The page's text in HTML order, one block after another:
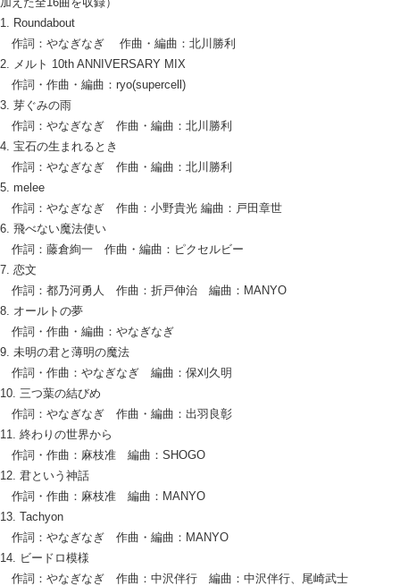
1. Roundabout
作詞：やなぎなぎ 作曲・編曲：北川勝利
2. メルト 10th ANNIVERSARY MIX
作詞・作曲・編曲：ryo(supercell)
3. 芽ぐみの雨
作詞：やなぎなぎ 作曲・編曲：北川勝利
4. 宝石の生まれるとき
作詞：やなぎなぎ 作曲・編曲：北川勝利
5. melee
作詞：やなぎなぎ 作曲：小野貴光 編曲：戸田章世
6. 飛べない魔法使い
作詞：藤倉絢一 作曲・編曲：ピクセルビー
7. 恋文
作詞：都乃河勇人 作曲：折戸伸治 編曲：MANYO
8. オールトの夢
作詞・作曲・編曲：やなぎなぎ
9. 未明の君と薄明の魔法
作詞・作曲：やなぎなぎ 編曲：保刈久明
10. 三つ葉の結びめ
作詞：やなぎなぎ 作曲・編曲：出羽良彰
11. 終わりの世界から
作詞・作曲：麻枝准 編曲：SHOGO
12. 君という神話
作詞・作曲：麻枝准 編曲：MANYO
13. Tachyon
作詞：やなぎなぎ 作曲・編曲：MANYO
14. ビードロ模様
作詞：やなぎなぎ 作曲：中沢伴行 編曲：中沢伴行、尾崎武士